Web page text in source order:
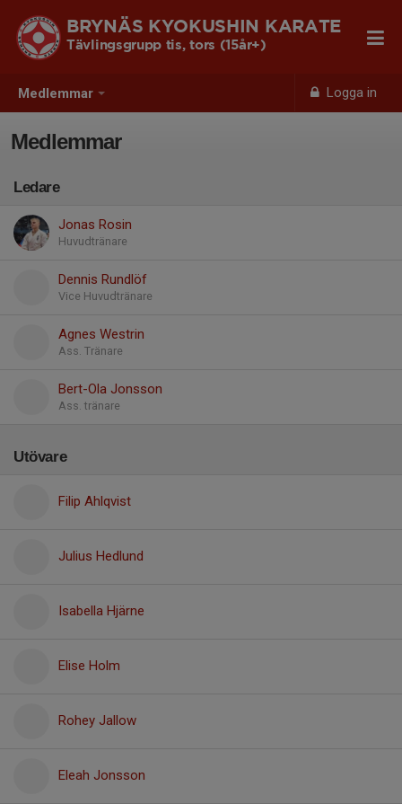
Medlemmar Logga in
BRYNÄS KYOKUSHIN KARATE
Tävlingsgrupp tis, tors (15år+)
Medlemmar
Ledare
Jonas Rosin
Huvudtränare
Dennis Rundlöf
Vice Huvudtränare
Agnes Westrin
Ass. Tränare
Bert-Ola Jonsson
Ass. tränare
Utövare
Filip Ahlqvist
Julius Hedlund
Isabella Hjärne
Elise Holm
Rohey Jallow
Eleah Jonsson